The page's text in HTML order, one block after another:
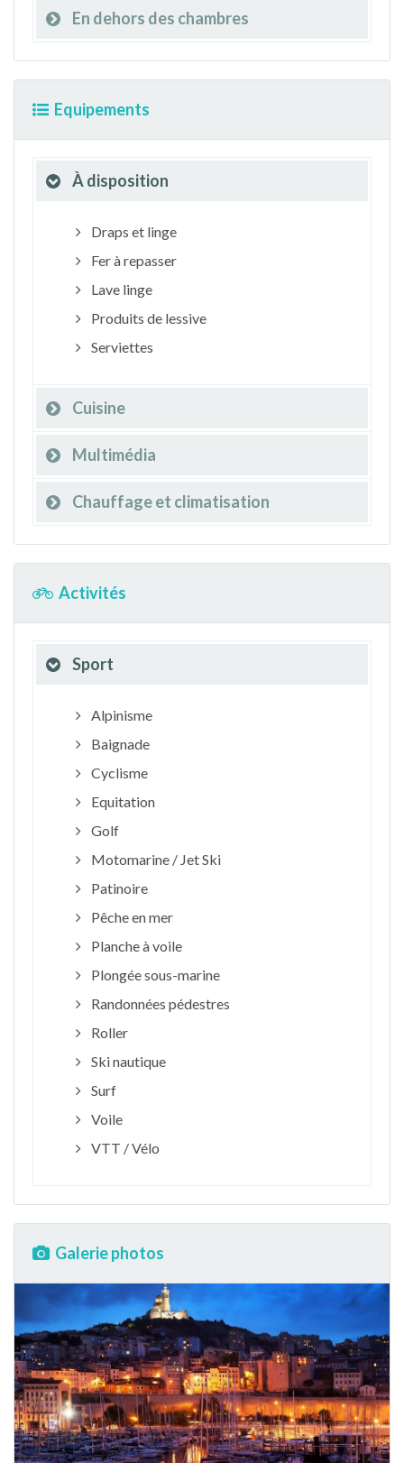
En dehors des chambres
Equipements
À disposition
Draps et linge
Fer à repasser
Lave linge
Produits de lessive
Serviettes
Cuisine
Multimédia
Chauffage et climatisation
Activités
Sport
Alpinisme
Baignade
Cyclisme
Equitation
Golf
Motomarine / Jet Ski
Patinoire
Pêche en mer
Planche à voile
Plongée sous-marine
Randonnées pédestres
Roller
Ski nautique
Surf
Voile
VTT / Vélo
Galerie photos